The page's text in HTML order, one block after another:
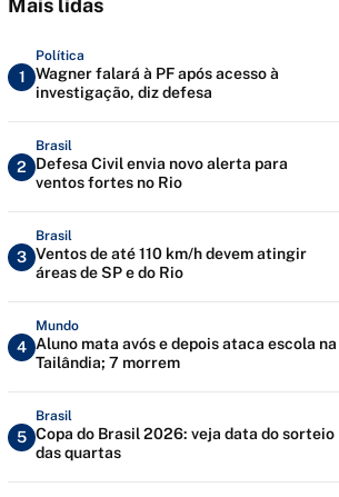
Mais lidas
1
Política
Wagner falará à PF após acesso à
investigação, diz defesa
2
Brasil
Defesa Civil envia novo alerta para
ventos fortes no Rio
3
Brasil
Ventos de até 110 km/h devem atingir
áreas de SP e do Rio
4
Mundo
Aluno mata avós e depois ataca escola na
Tailândia; 7 morrem
5
Brasil
Copa do Brasil 2026: veja data do sorteio
das quartas